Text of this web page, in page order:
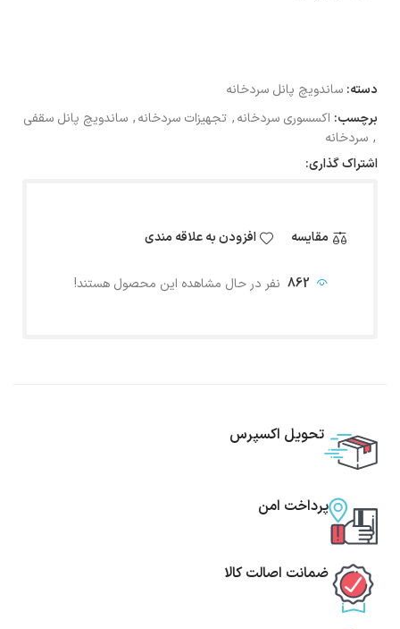
دسته: ساندویچ پانل سردخانه
برچسب: اکسسوری سردخانه, تجهیزات سردخانه, ساندویچ پانل سقفی
, سردخانه
اشتراک گذاری:
مقایسه افزودن به علاقه مندی
862 نفر در حال مشاهده این محصول هستند!
تحویل اکسپرس
پرداخت امن
ضمانت اصالت کالا